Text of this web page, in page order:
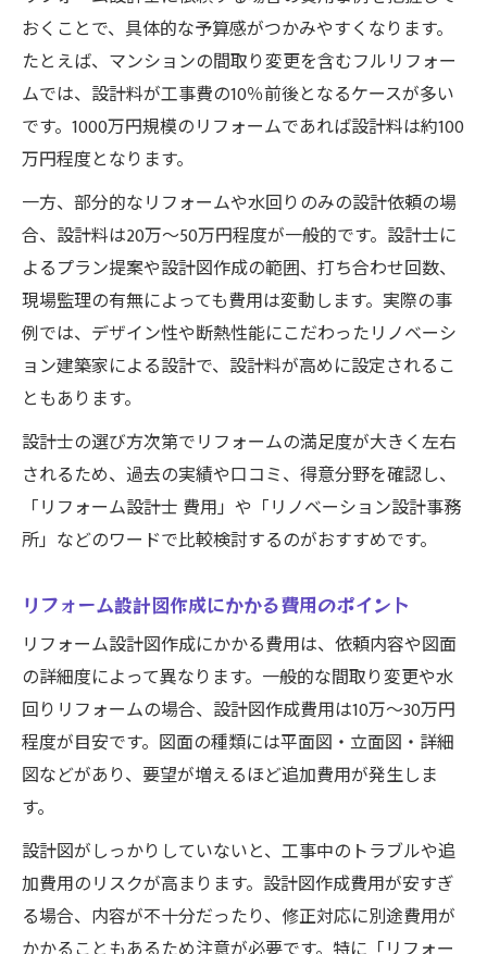
おくことで、具体的な予算感がつかみやすくなります。
たとえば、マンションの間取り変更を含むフルリフォー
ムでは、設計料が工事費の10％前後となるケースが多い
です。1000万円規模のリフォームであれば設計料は約100
万円程度となります。
一方、部分的なリフォームや水回りのみの設計依頼の場
合、設計料は20万～50万円程度が一般的です。設計士に
よるプラン提案や設計図作成の範囲、打ち合わせ回数、
現場監理の有無によっても費用は変動します。実際の事
例では、デザイン性や断熱性能にこだわったリノベーシ
ョン建築家による設計で、設計料が高めに設定されるこ
ともあります。
設計士の選び方次第でリフォームの満足度が大きく左右
されるため、過去の実績や口コミ、得意分野を確認し、
「リフォーム設計士 費用」や「リノベーション設計事務
所」などのワードで比較検討するのがおすすめです。
リフォーム設計図作成にかかる費用のポイント
リフォーム設計図作成にかかる費用は、依頼内容や図面
の詳細度によって異なります。一般的な間取り変更や水
回りリフォームの場合、設計図作成費用は10万～30万円
程度が目安です。図面の種類には平面図・立面図・詳細
図などがあり、要望が増えるほど追加費用が発生しま
す。
設計図がしっかりしていないと、工事中のトラブルや追
加費用のリスクが高まります。設計図作成費用が安すぎ
る場合、内容が不十分だったり、修正対応に別途費用が